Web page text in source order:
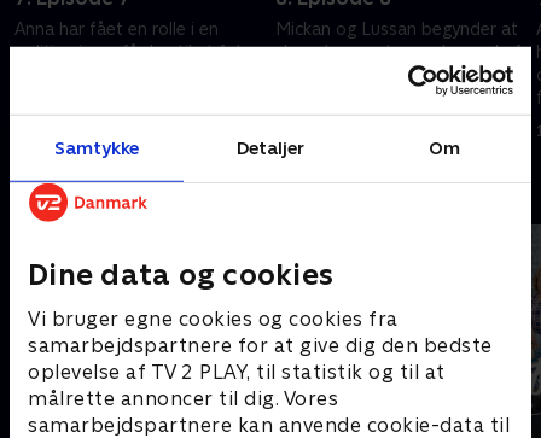
Samtykke Detaljer Om
Dine data og cookies
Vi bruger egne cookies og cookies fra
samarbejdspartnere for at give dig den bedste
oplevelse af TV 2 PLAY, til statistik og til at
målrette annoncer til dig. Vores
samarbejdspartnere kan anvende cookie-data til
Anna har fået en rolle i en
politiserie og får lov til at følge
finde sammen igen gennem
rollespil.
Mickan og Lussan begynder at
skændes om, hvem der er chef
for skønhedssalonen. Fredde
gør sig selv til grin over for en
meget vigtig person
Andre så også